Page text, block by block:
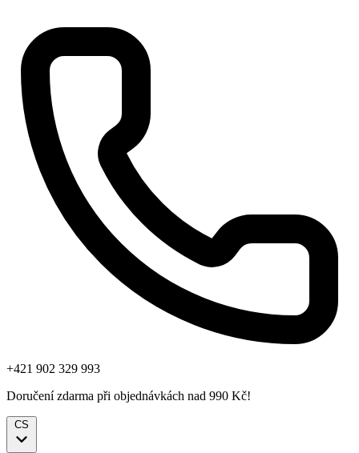
+421 902 329 993
Doručení zdarma při objednávkách nad 990 Kč!
CS